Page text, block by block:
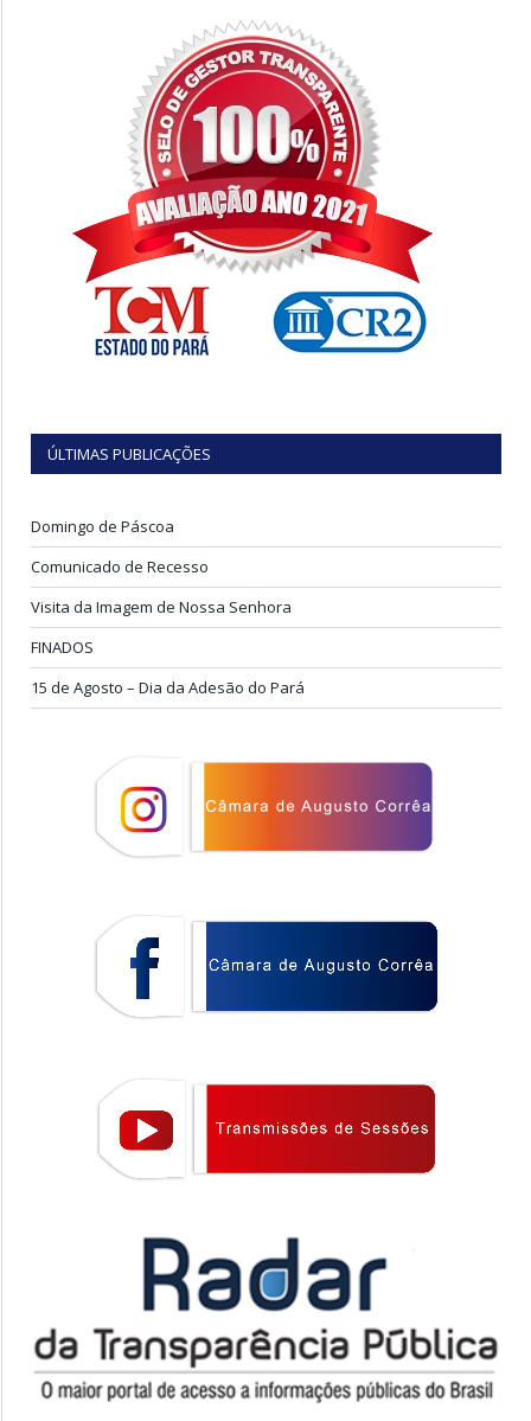
ÚLTIMAS PUBLICAÇÕES
Domingo de Páscoa
Comunicado de Recesso
Visita da Imagem de Nossa Senhora
FINADOS
15 de Agosto – Dia da Adesão do Pará